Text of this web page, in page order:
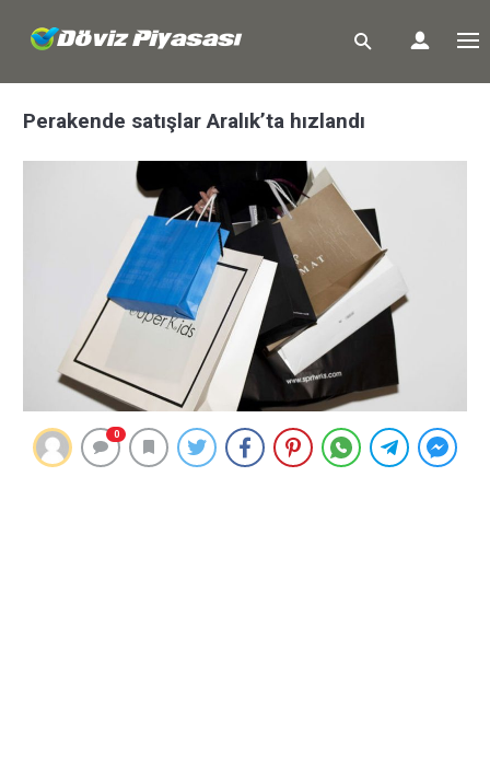
Perakende satışlar Aralık’ta hızlandı
0